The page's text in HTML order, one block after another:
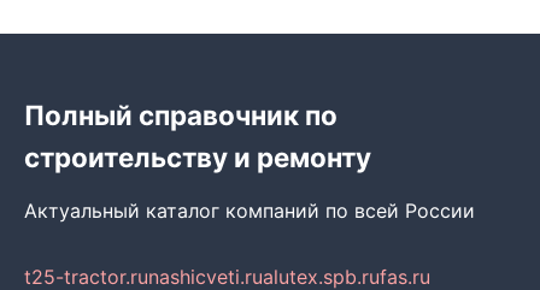
Полный справочник по
строительству и ремонту
Актуальный каталог компаний по всей России
t25-tractor.runashicveti.rualutex.spb.rufas.ru